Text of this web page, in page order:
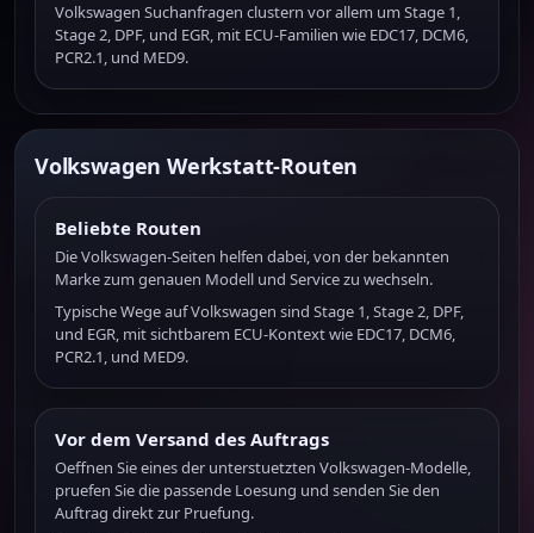
Volkswagen Suchanfragen clustern vor allem um Stage 1,
Stage 2, DPF, und EGR, mit ECU-Familien wie EDC17, DCM6,
PCR2.1, und MED9.
Volkswagen Werkstatt-Routen
Beliebte Routen
Die Volkswagen-Seiten helfen dabei, von der bekannten
Marke zum genauen Modell und Service zu wechseln.
Typische Wege auf Volkswagen sind Stage 1, Stage 2, DPF,
und EGR, mit sichtbarem ECU-Kontext wie EDC17, DCM6,
PCR2.1, und MED9.
Vor dem Versand des Auftrags
Oeffnen Sie eines der unterstuetzten Volkswagen-Modelle,
pruefen Sie die passende Loesung und senden Sie den
Auftrag direkt zur Pruefung.